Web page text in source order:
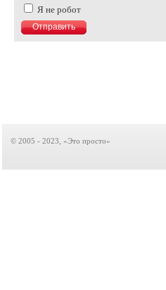
Я не робот
© 2005 - 2023, «Это просто»